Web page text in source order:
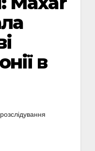
в